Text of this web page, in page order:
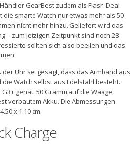
GearBest zudem als Flash-Deal
smarte Watch nur etwas mehr als 50
nicht mehr hinzu. Geliefert wird das
– zum jetzigen Zeitpunkt sind noch 28
sollten sich also beeilen und das
Uhr sei gesagt, dass das Armband aus
die Watch selbst aus Edelstahl besteht.
genau 50 Gramm auf die Waage,
verbautem Akku. Die Abmessungen
x 1.10 cm.
Charge